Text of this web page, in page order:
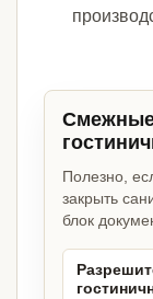
Полезно,
закрыть
блок